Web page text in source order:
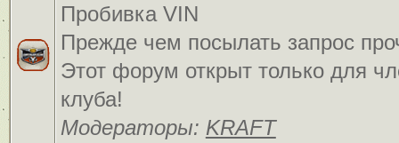
Пробивка VIN
Прежде чем посылать запрос
Этот форум открыт только для
клуба!
Модераторы: KRAFT